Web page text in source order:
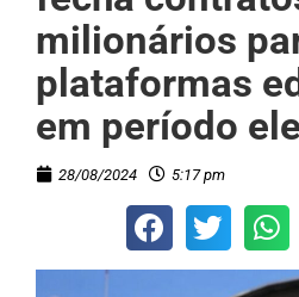
milionários
plataformas
em período
28/08/2024 5:17 pm